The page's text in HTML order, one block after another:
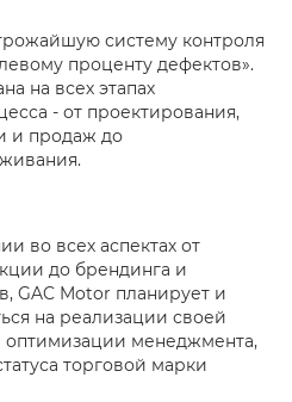
систему контроля
проценту дефектов».
на всех этапах
- от проектирования,
и продаж до
во всех аспектах от
до брендинга и
GAC Motor планирует и
на реализации своей
менеджмента,
торговой марки